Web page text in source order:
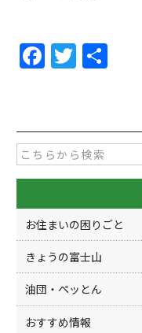
F
a
e
b
o
o
k
T
w
er
お住まいの困りごと
きょうの富士山
油団・ペッとん
おすすめ情報